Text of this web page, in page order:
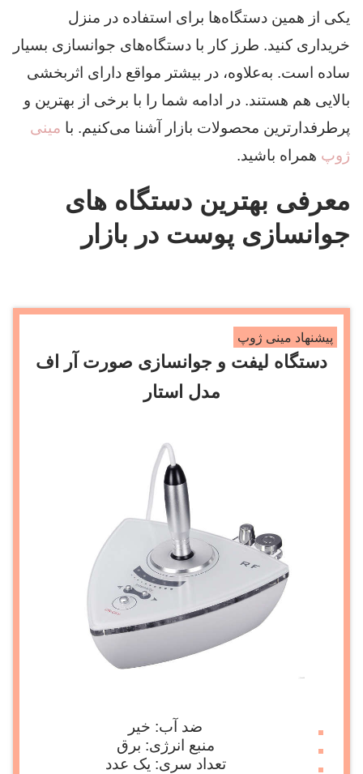
یکی از همین دستگاه‌ها برای استفاده در منزل
خریداری کنید. طرز کار با دستگاه‌های جوانسازی بسیار
ساده است. به‌علاوه، در بیشتر مواقع دارای اثربخشی
بالایی هم هستند. در ادامه شما را با برخی از بهترین و
پرطرفدارترین محصولات بازار آشنا می‌کنیم. با مینی
ژوپ همراه باشید.
معرفی بهترین دستگاه های
جوانسازی پوست در بازار
پیشنهاد مینی ژوپ
دستگاه لیفت و جوانسازی صورت آر اف
مدل استار
ضد آب: خیر
منبع انرژی: برق
تعداد سری: یک عدد